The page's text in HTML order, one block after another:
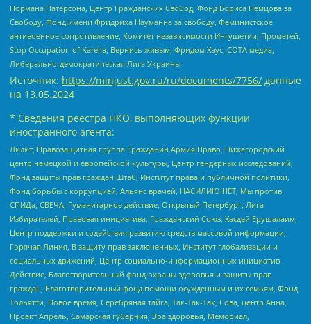
Нормана Патерсона, Центр Гражданских Свобод, Фонд Бориса Немцова за
Свободу, Фонд имени Фридриха Науманна за свободу, Феминистское
антивоенное сопротивление, Комитет независимости Ингушетии, Прометей,
Stop Occupation of Karelia, Вернись живым, Фридом Хаус, СОТА медиа,
Либерально-демократическая Лига Украины
Источник: https://minjust.gov.ru/ru/documents/7756/ данные
на 13.05.2024
* Сведения реестра НКО, выполняющих функции
иностранного агента:
Лилит, Правозащитная группа Гражданин.Армия.Право, Нижегородский
центр немецкой и европейской культуры, Центр гендерных исследований,
Фонд защиты прав граждан Штаб, Институт права и публичной политики,
Фонд борьбы с коррупцией, Альянс врачей, НАСИЛИЮ.НЕТ, Мы против
СПИДа, СВЕЧА, Гуманитарное действие, Открытый Петербург, Лига
Избирателей, Правовая инициатива, Гражданский Союз, Хасдей Ерушалаим,
Центр поддержки и содействия развитию средств массовой информации,
Горячая Линия, В защиту прав заключенных, Институт глобализации и
социальных движений, Центр социально-информационных инициатив
Действие, Благотворительный фонд охраны здоровья и защиты прав
граждан, Благотворительный фонд помощи осужденным и их семьям, Фонд
Тольятти, Новое время, Серебряная тайга, Так-Так-Так, Сова, центр Анна,
Проект Апрель, Самарская губерния, Эра здоровья, Мемориал,